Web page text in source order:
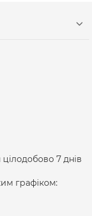
7 днів
графіком: